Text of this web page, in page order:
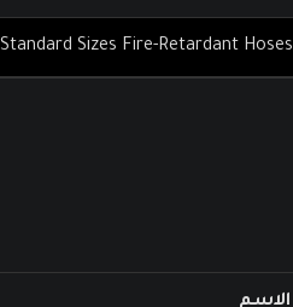
Standard Sizes Fire-Retardant Hoses
الاسم